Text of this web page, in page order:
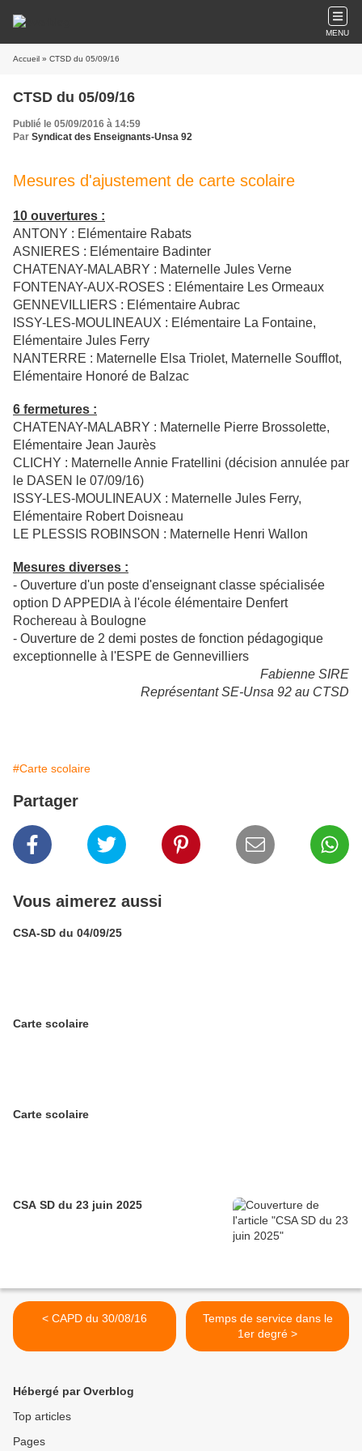
MENU
Accueil » CTSD du 05/09/16
CTSD du 05/09/16
Publié le 05/09/2016 à 14:59
Par Syndicat des Enseignants-Unsa 92
Mesures d'ajustement de carte scolaire
10 ouvertures :
ANTONY : Elémentaire Rabats
ASNIERES : Elémentaire Badinter
CHATENAY-MALABRY : Maternelle Jules Verne
FONTENAY-AUX-ROSES : Elémentaire Les Ormeaux
GENNEVILLIERS : Elémentaire Aubrac
ISSY-LES-MOULINEAUX : Elémentaire La Fontaine,
Elémentaire Jules Ferry
NANTERRE : Maternelle Elsa Triolet, Maternelle Soufflot,
Elémentaire Honoré de Balzac
6 fermetures :
CHATENAY-MALABRY : Maternelle Pierre Brossolette,
Elémentaire Jean Jaurès
CLICHY : Maternelle Annie Fratellini (décision annulée par
le DASEN le 07/09/16)
ISSY-LES-MOULINEAUX : Maternelle Jules Ferry,
Elémentaire Robert Doisneau
LE PLESSIS ROBINSON : Maternelle Henri Wallon
Mesures diverses :
- Ouverture d'un poste d'enseignant classe spécialisée
option D APPEDIA à l'école élémentaire Denfert
Rochereau à Boulogne
- Ouverture de 2 demi postes de fonction pédagogique
exceptionnelle à l'ESPE de Gennevilliers
Fabienne SIRE
Représentant SE-Unsa 92 au CTSD
#Carte scolaire
Partager
Vous aimerez aussi
CSA-SD du 04/09/25
Carte scolaire
Carte scolaire
CSA SD du 23 juin 2025
< CAPD du 30/08/16
Temps de service dans le
1er degré >
Hébergé par Overblog
Top articles
Pages